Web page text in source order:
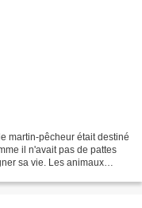
martin-pêcheur était destiné
il n'avait pas de pattes
sa vie. Les animaux